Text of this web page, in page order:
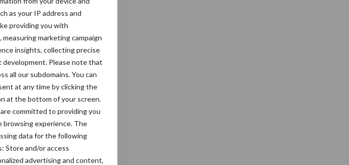
as your IP address and
providing you with
marketing campaign
insights, collecting precise
Please note that
all our subdomains. You can
at any time by clicking the
at the bottom of your screen.
committed to providing you
browsing experience. The
data for the following
Store and/or access
advertising and content,
methaan verlagend
dan die van
termijn moeten
ook bij de EU
die zijn vastgelegd